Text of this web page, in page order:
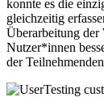
konnte es die
gleichzeitig
Überarbeitung der
Nutzer*innen
der